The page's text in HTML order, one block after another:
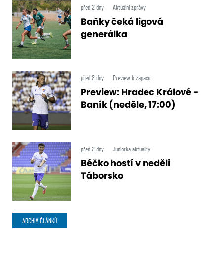
před 2 dny Aktuální zprávy
Baňky čeká ligová
generálka
před 2 dny Preview k zápasu
Preview: Hradec Králové -
Baník (neděle, 17:00)
před 2 dny Juniorka aktuality
Béčko hostí v neděli
Táborsko
ARCHIV ČLÁNKŮ